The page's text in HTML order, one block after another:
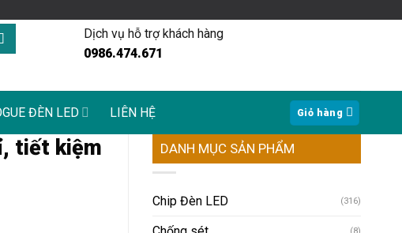
Dịch vụ hỗ trợ khách hàng
0986.474.671
ĐÈN LED LIÊN HỆ Giỏ hàng
tiết kiệm
DANH MỤC SẢN PHẨM
Chip Đèn LED (316)